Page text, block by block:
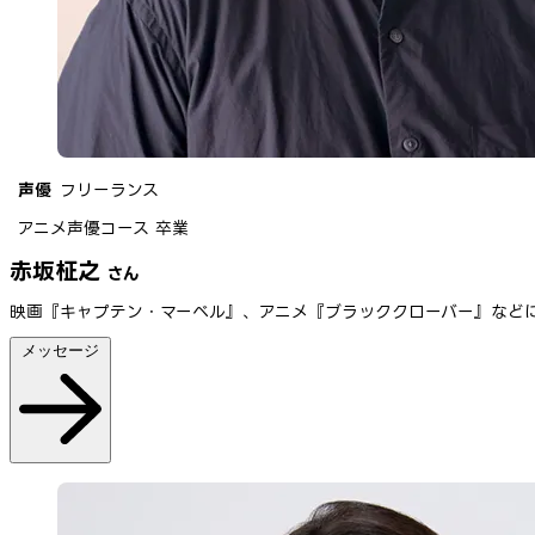
声優 フリーランス
アニメ声優コース 卒業
赤坂柾之 さん
映画『キャプテン・マーベル』、アニメ『ブラッククローバー』など
メッセージ